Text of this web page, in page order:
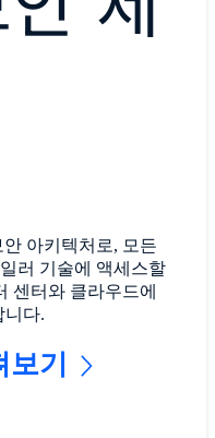
아키텍처로, 모든
러 기술에 액세스할
센터와 클라우드에
니다.
기